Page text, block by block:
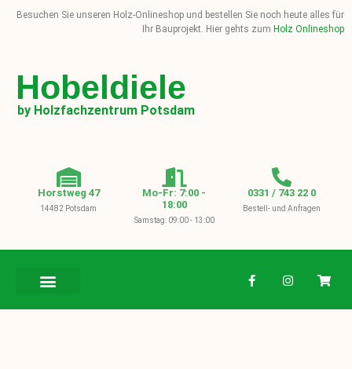
Besuchen Sie unseren Holz-Onlineshop und bestellen Sie noch heute alles für
Ihr Bauprojekt. Hier gehts zum Holz Onlineshop
Hobeldiele
by Holzfachzentrum Potsdam
Horstweg 47
14482 Potsdam
Mo-Fr: 7:00 -
18:00
Samstag: 09:00 - 13:00
0331 / 743 22 0
Bestell- und Anfragen